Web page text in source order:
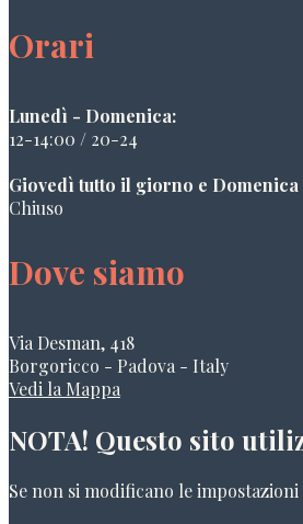
Orari
Lunedì - Domenica:
12-14:00 / 20-24
Giovedì tutto il giorno e Domenica
Chiuso
Dove siamo
Via Desman, 418
Borgoricco - Padova - Italy
Vedi la Mappa
NOTA! Questo sito
Se non si modificano le